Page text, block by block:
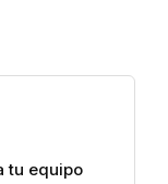
tu equipo